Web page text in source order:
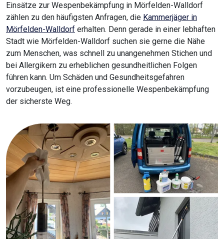
Einsätze zur Wespenbekämpfung in Mörfelden-Walldorf
zählen zu den häufigsten Anfragen, die Kammerjäger in
Mörfelden-Walldorf erhalten. Denn gerade in einer lebhaften
Stadt wie Mörfelden-Walldorf suchen sie gerne die Nähe
zum Menschen, was schnell zu unangenehmen Stichen und
bei Allergikern zu erheblichen gesundheitlichen Folgen
führen kann. Um Schäden und Gesundheitsgefahren
vorzubeugen, ist eine professionelle Wespenbekämpfung
der sicherste Weg.